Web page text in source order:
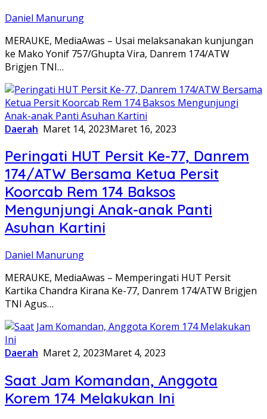
Daniel Manurung
MERAUKE, MediaAwas – Usai melaksanakan kunjungan
ke Mako Yonif 757/Ghupta Vira, Danrem 174/ATW
Brigjen TNI…
Daerah Maret 14, 2023Maret 16, 2023
Peringati HUT Persit Ke-77, Danrem
174/ATW Bersama Ketua Persit
Koorcab Rem 174 Baksos
Mengunjungi Anak-anak Panti
Asuhan Kartini
Daniel Manurung
MERAUKE, MediaAwas – Memperingati HUT Persit
Kartika Chandra Kirana Ke-77, Danrem 174/ATW Brigjen
TNI Agus…
Daerah Maret 2, 2023Maret 4, 2023
Saat Jam Komandan, Anggota
Korem 174 Melakukan Ini